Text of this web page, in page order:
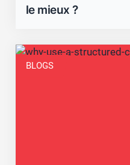
le mieux ?
BLOGS